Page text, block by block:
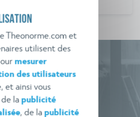
Theonorme.com et
utilisent des
mesurer
des utilisateurs
et ainsi vous
la publicité
, de la publicité